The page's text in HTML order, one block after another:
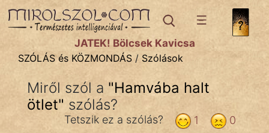
SZÓLÁS ÉS KÖZMONDÁStémák:
Bibliai
Közmondások
JÁTÉK! Bölcsek Kavicsa
SZÓLÁS és KÖZMONDÁS / Szólások
Miről szól a "Hamvába halt
ötlet" szólás?
0
1
Tetszik ez a szólás?